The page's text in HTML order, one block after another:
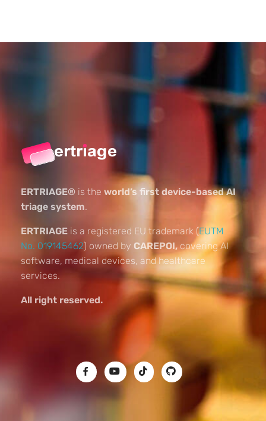
ERTRIAGE® is the world’s first device-based AI
triage system.
ERTRIAGE is a registered EU trademark (EUTM
No. 019145462) owned by CAREPOI,covering AI
software, medical devices, and healthcare
services.
All right reserved.